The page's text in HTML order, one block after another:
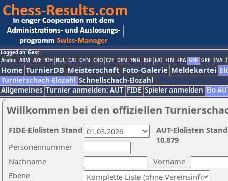
Logged on: Gast
Arabic ARM AZE BIH BUL CAT CHN CRO CZE DEN ENG ESP FAI FIN FRA GER GRE INA
Home TurnierDB Meisterschaft Foto-Galerie Meldekartei
Turnierschach-Elozahl Schnellschach-Elozahl
Allgemeines Turnier anmelden: AUT FIDE Spieler anmelden Elo
Willkommen bei den offiziellen
Nachname
Vorname
Ebene
Personennummer
AUT-Elolisten
10.879
FIDE-Elolisten Stand